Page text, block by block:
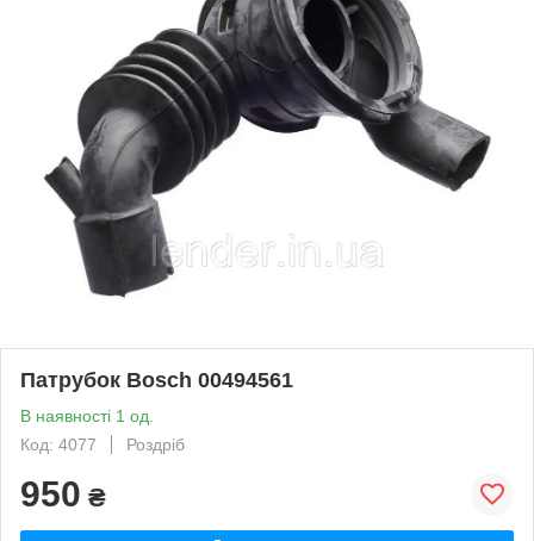
Патрубок Bosch 00494561
В наявності 1 од.
Код: 4077
Роздріб
950 ₴